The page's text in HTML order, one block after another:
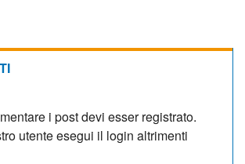
i post devi esser registrato.
utente esegui il login altrimenti